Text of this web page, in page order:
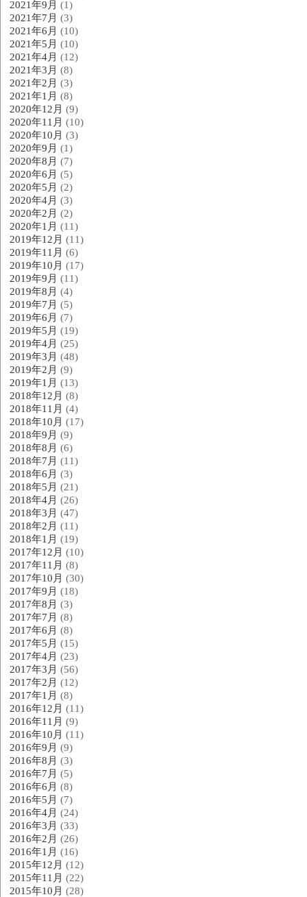
2021年9月 (1)
2021年7月 (3)
2021年6月 (10)
2021年5月 (10)
2021年4月 (12)
2021年3月 (8)
2021年2月 (3)
2021年1月 (8)
2020年12月 (9)
2020年11月 (10)
2020年10月 (3)
2020年9月 (1)
2020年8月 (7)
2020年6月 (5)
2020年5月 (2)
2020年4月 (3)
2020年2月 (2)
2020年1月 (11)
2019年12月 (11)
2019年11月 (6)
2019年10月 (17)
2019年9月 (11)
2019年8月 (4)
2019年7月 (5)
2019年6月 (7)
2019年5月 (19)
2019年4月 (25)
2019年3月 (48)
2019年2月 (9)
2019年1月 (13)
2018年12月 (8)
2018年11月 (4)
2018年10月 (17)
2018年9月 (9)
2018年8月 (6)
2018年7月 (11)
2018年6月 (3)
2018年5月 (21)
2018年4月 (26)
2018年3月 (47)
2018年2月 (11)
2018年1月 (19)
2017年12月 (10)
2017年11月 (8)
2017年10月 (30)
2017年9月 (18)
2017年8月 (3)
2017年7月 (8)
2017年6月 (8)
2017年5月 (15)
2017年4月 (23)
2017年3月 (56)
2017年2月 (12)
2017年1月 (8)
2016年12月 (11)
2016年11月 (9)
2016年10月 (11)
2016年9月 (9)
2016年8月 (3)
2016年7月 (5)
2016年6月 (8)
2016年5月 (7)
2016年4月 (24)
2016年3月 (33)
2016年2月 (26)
2016年1月 (16)
2015年12月 (12)
2015年11月 (22)
2015年10月 (28)